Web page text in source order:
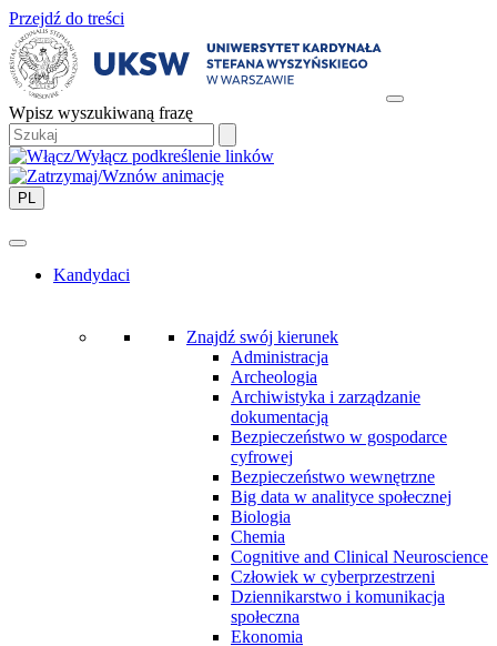
Przejdź do treści
Wpisz wyszukiwaną frazę
PL
Kandydaci
Znajdź swój kierunek
Administracja
Archeologia
Archiwistyka i zarządzanie
dokumentacją
Bezpieczeństwo w gospodarce
cyfrowej
Bezpieczeństwo wewnętrzne
Big data w analityce społecznej
Biologia
Chemia
Cognitive and Clinical Neuroscience
Człowiek w cyberprzestrzeni
Dziennikarstwo i komunikacja
społeczna
Ekonomia